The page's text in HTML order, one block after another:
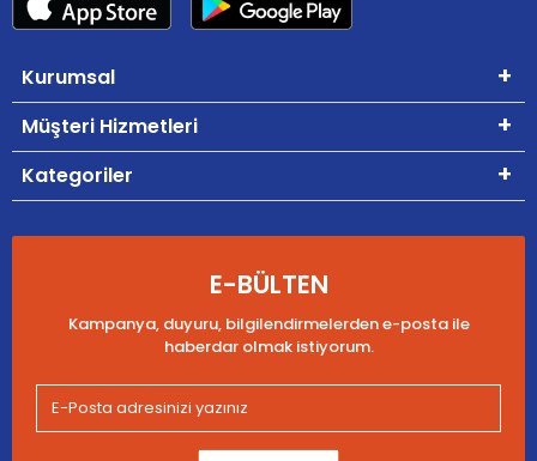
Kurumsal
Müşteri Hizmetleri
Kategoriler
E-BÜLTEN
Kampanya, duyuru, bilgilendirmelerden e-posta ile
haberdar olmak istiyorum.